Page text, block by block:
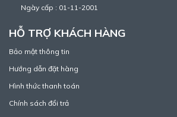
Ngày cấp : 01-11-2001
HỖ TRỢ KHÁCH HÀNG
Bảo mật thông tin
Hướng dẫn đặt hàng
Hình thức thanh toán
Chính sách đổi trả